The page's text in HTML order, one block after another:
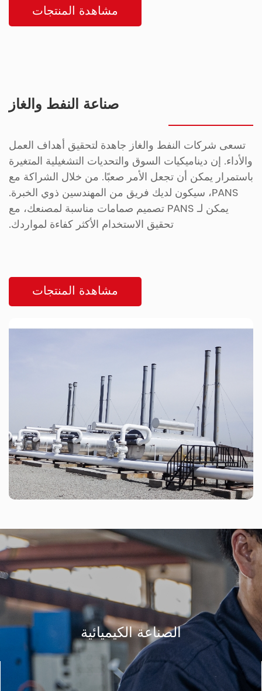
مشاهدة المنتجات
صناعة النفط والغاز
تسعى شركات النفط والغاز جاهدة لتحقيق أهداف العمل
والأداء. إن ديناميكيات السوق والتحديات التشغيلية المتغيرة
باستمرار يمكن أن تجعل الأمر صعبًا. من خلال الشراكة مع
PANS، سيكون لديك فريق من المهندسين ذوي الخبرة.
يمكن لـ PANS تصميم صمامات مناسبة لمصنعك، مع
تحقيق الاستخدام الأكثر كفاءة لمواردك.
مشاهدة المنتجات
الصناعة الكيميائية